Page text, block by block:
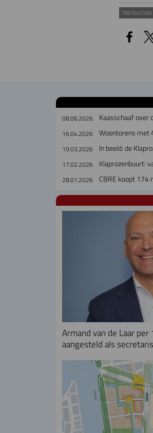
TREFWOORD
08.06.2026 Kaasschaaf over
16.04.2026 Woontorens met
19.03.2026 In beeld: de
17.02.2026 Klaprozenbuurt:
28.01.2026 CBRE koopt 174
Armand van de Laar
aangesteld als